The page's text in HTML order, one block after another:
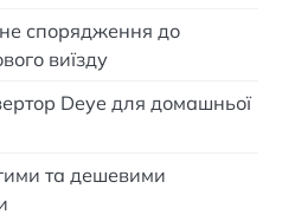
спорядження до
виїзду
Deye для домашньої
та дешевими